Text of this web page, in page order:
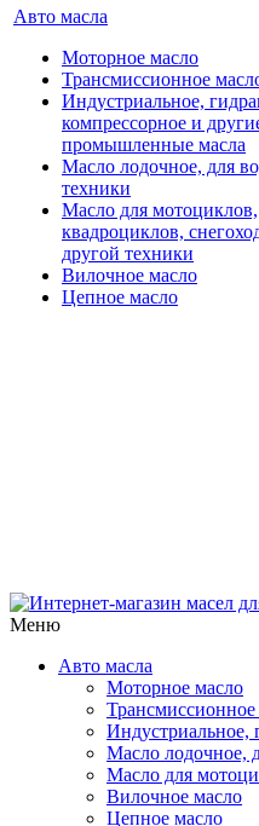
Авто масла
Моторное масло
Трансмиссионное
Индустриальное,
компрессорное и
промышленные масла
Масло лодочное, для
техники
Масло для мотоциклов,
квадроциклов,
другой техники
Вилочное масло
Цепное масло
Меню
Авто масла
Моторное масло
Трансмиссионное
Индустриальное,
Масло лодочное,
Масло для
Вилочное масло
Цепное масло